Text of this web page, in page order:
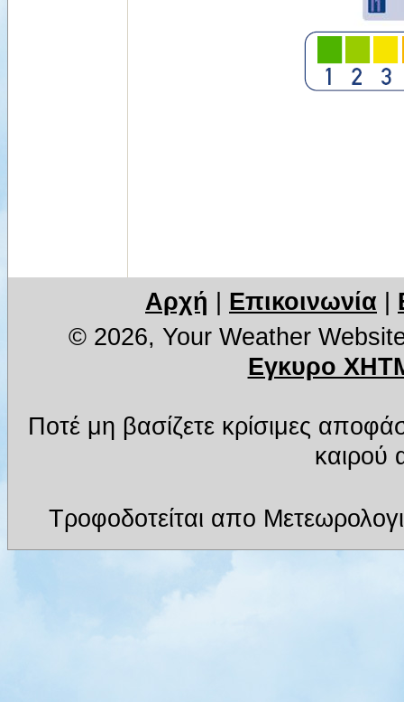
Αρχή Επικοινωνία
© 2026, Your Weather
Εγκυρο
Ποτέ μη βασίζετε κρίσιμες
καιρού
Τροφοδοτείται απο